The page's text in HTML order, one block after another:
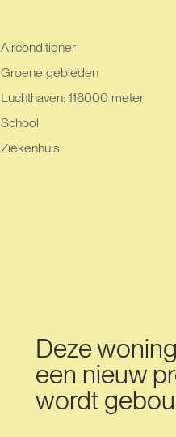
Airconditioner
Groene gebieden
Luchthaven: 116000 meter
School
Ziekenhuis
Deze
een nieuw
wordt